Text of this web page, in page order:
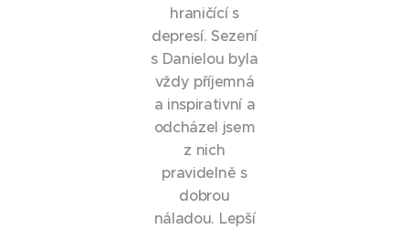
hraničící s
depresí. Sezení
s Danielou byla
vždy příjemná
a inspirativní a
odcházel jsem
z nich
pravidelně s
dobrou
náladou. Lepší